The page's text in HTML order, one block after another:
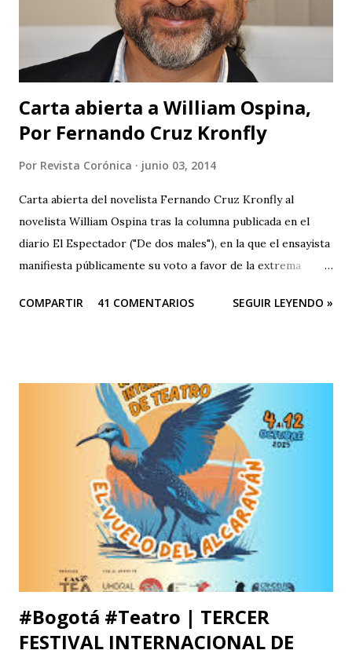
Carta abierta a William Ospina,
Por Fernando Cruz Kronfly
Por Revista Corónica junio 03, 2014
Carta abierta del novelista Fernando Cruz Kronfly al
novelista William Ospina tras la columna publicada en el
diario El Espectador ("De dos males"), en la que el ensayista
manifiesta públicamente su voto a favor de la extrema
de Colombia. Aquí la columna de Ospina . Revista Corónica
está claro y nada de esto se afectará. Pero, la publicidad de
tu documento me obliga a hablarte en público. Entonces,
debo decirte que tu decisión de preferir al Zorro sobre el
Santo me ha llenado de estupor. No necesitabas explicarla
de una manera tan aterradora. Lo de menos es tu voto
anunciado, del que eres libre y soberano. Se trata de una
decisión que, por supuesto, no comparto pero que
respeto. Así es como suele decirse, con educación? Pero, lo
que me ll...
COMPARTIR 41 COMENTARIOS SEGUIR LEYENDO »
#Bogotá #Teatro | TERCER
FESTIVAL INTERNACIONAL DE